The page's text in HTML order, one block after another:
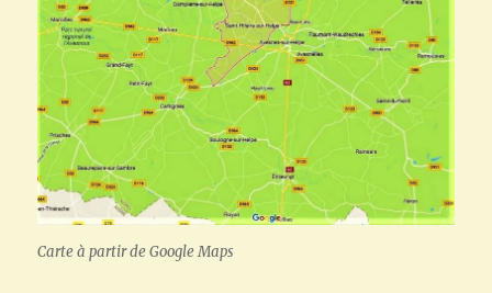
Carte à partir de Google Maps